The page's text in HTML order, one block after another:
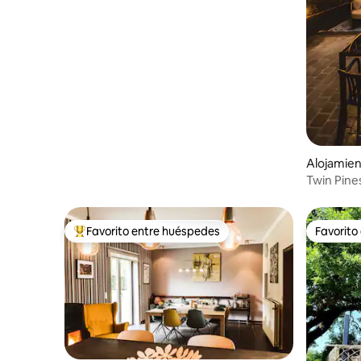
Twin
Favorito entre huéspedes preferido
Favorito entre huéspedes